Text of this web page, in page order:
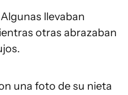
llevaban
otras abrazaban
una foto de su nieta